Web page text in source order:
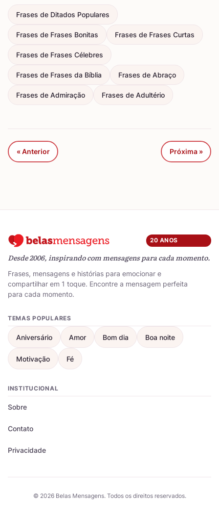
Frases de Ditados Populares
Frases de Frases Bonitas Frases de Frases Curtas
Frases de Frases Célebres
Frases de Frases da Bíblia Frases de Abraço
Frases de Admiração Frases de Adultério
« Anterior Próxima »
20 ANOS
Desde 2006, inspirando com mensagens para cada momento.
Frases, mensagens e histórias para emocionar e
compartilhar em 1 toque. Encontre a mensagem perfeita
para cada momento.
TEMAS POPULARES
Aniversário Amor Bom dia Boa noite
Motivação Fé
INSTITUCIONAL
Sobre
Contato
Privacidade
© 2026 Belas Mensagens. Todos os direitos reservados.